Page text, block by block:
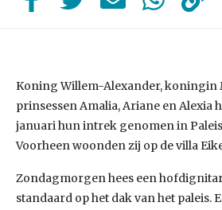
Koning Willem-Alexander, koningin
prinsessen Amalia, Ariane en Alexia
januari hun intrek genomen in
Voorheen woonden zij op de villa
Zondagmorgen hees een
standaard op het dak van het paleis.